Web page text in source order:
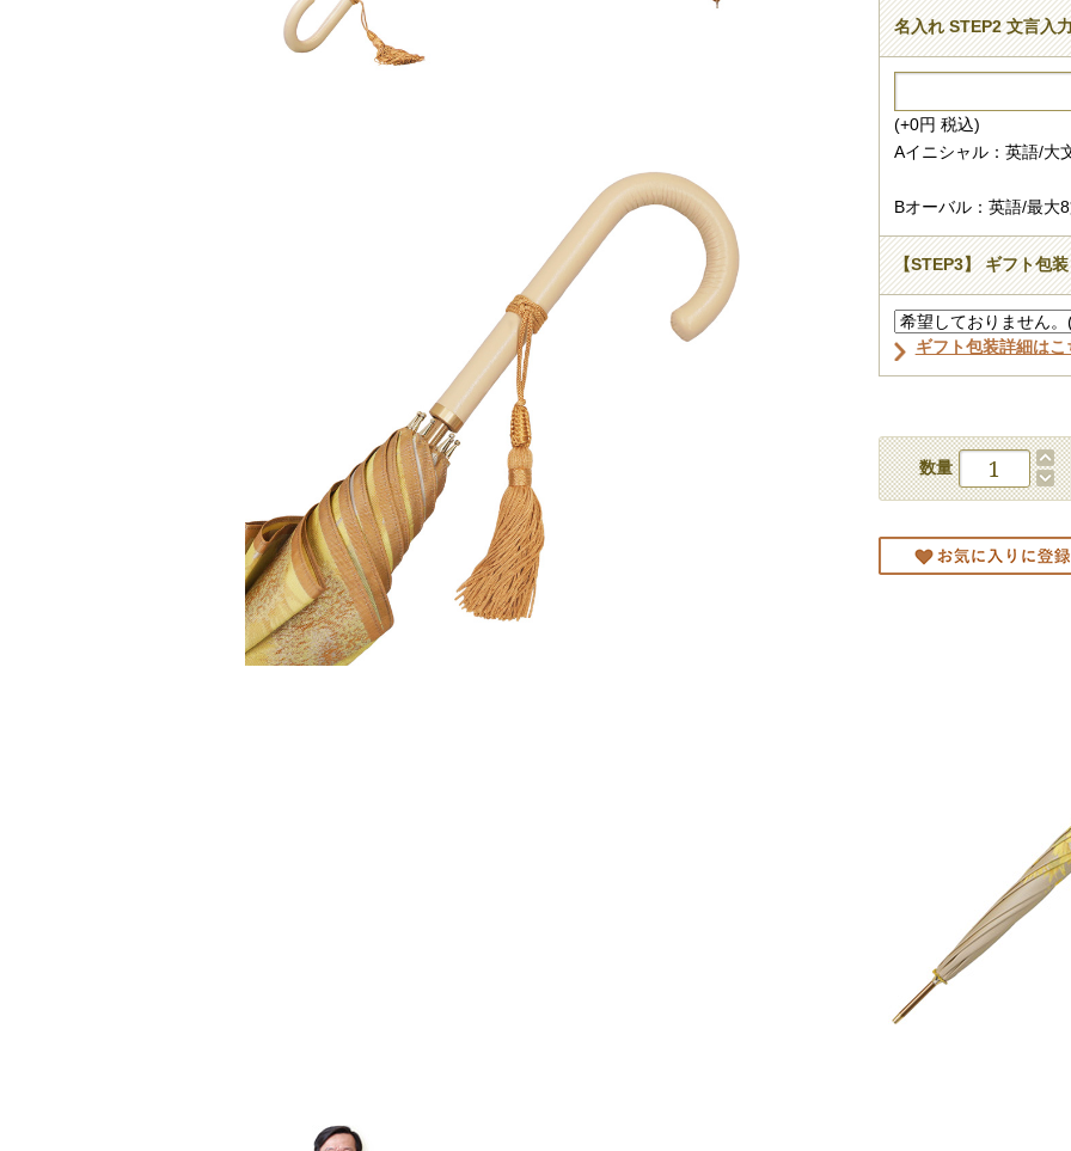
名入れ STEP2 文言入
(+0円 税込)
Aイニシャル：英語/大
Bオーバル：英語/最
【STEP3】 ギフト包装
ギフト包装詳細はこ
数量